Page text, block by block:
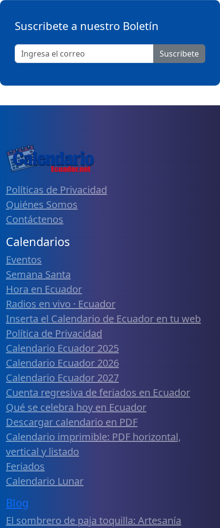
Suscribete a nuestro Boletín
Suscribete
Políticas de Privacidad
Quiénes Somos
Contáctenos
Calendarios
Eventos
Semana Santa
Hora en Ecuador
Radios en vivo · Ecuador
Inserta el Calendario de Ecuador en tu web
Política de Privacidad
Calendario Ecuador 2025
Calendario Ecuador 2026
Calendario Ecuador 2027
Cuenta regresiva de feriados en Ecuador
Qué se celebra hoy en Ecuador
Descargar calendario en PDF
Calendario imprimible: PDF horizontal,
vertical y listado
Feriados
Calendario Lunar
Blog
El sombrero de paja toquilla: Artesanía